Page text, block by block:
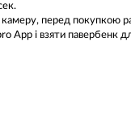
перед покупкою
App і взяти павербенк